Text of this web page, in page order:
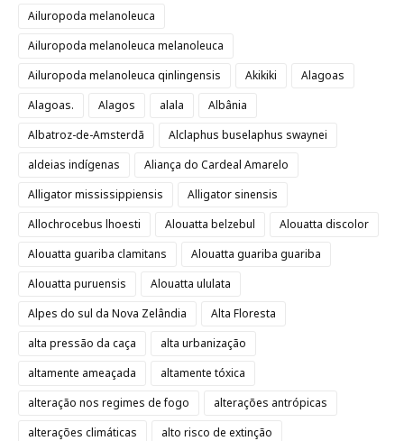
Ailuropoda melanoleuca
Ailuropoda melanoleuca melanoleuca
Ailuropoda melanoleuca qinlingensis
Akikiki
Alagoas
Alagoas.
Alagos alala
Albânia
Albatroz-de-Amsterdã
Alclaphus buselaphus swaynei
aldeias indígenas
Aliança do Cardeal Amarelo
Alligator mississippiensis
Alligator sinensis
Allochrocebus lhoesti
Alouatta belzebul
Alouatta discolor
Alouatta guariba clamitans
Alouatta guariba guariba
Alouatta puruensis
Alouatta ululata
Alpes do sul da Nova Zelândia
Alta Floresta
alta pressão da caça
alta urbanização
altamente ameaçada
altamente tóxica
alteração nos regimes de fogo
alterações antrópicas
alterações climáticas
alto risco de extinção